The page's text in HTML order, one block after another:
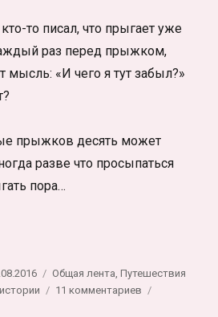
то писал, что прыгает уже
раз перед прыжком,
мысль: «И чего я тут забыл?»
прыжков десять может
разве что просыпаться
пора…
Про прыжки с парашютом в
Рубрики
Общая лента,Путешествия
11 комментариев